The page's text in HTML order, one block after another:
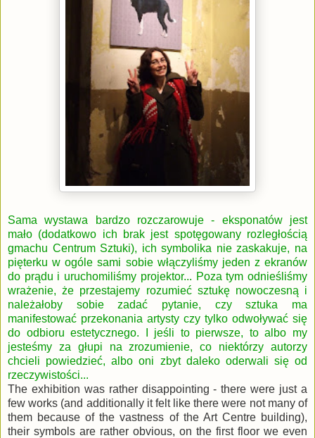
Sama wystawa bardzo rozczarowuje - eksponatów jest
mało (dodatkowo ich brak jest spotęgowany rozległością
gmachu Centrum Sztuki), ich symbolika nie zaskakuje, na
pięterku w ogóle sami sobie włączyliśmy jeden z ekranów
do prądu i uruchomiliśmy projektor... Poza tym odnieśliśmy
wrażenie, że przestajemy rozumieć sztukę nowoczesną i
należałoby sobie zadać pytanie, czy sztuka ma
manifestować przekonania artysty czy tylko odwoływać się
do odbioru estetycznego. I jeśli to pierwsze, to albo my
jesteśmy za głupi na zrozumienie, co niektórzy autorzy
chcieli powiedzieć, albo oni zbyt daleko oderwali się od
rzeczywistości...
The exhibition was rather disappointing - there were just a
few works (and additionally it felt like there were not many of
them because of the vastness of the Art Centre building),
their symbols are rather obvious, on the first floor we even